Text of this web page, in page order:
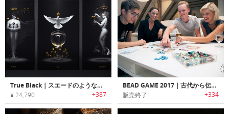
True Black｜スエードのような手触りのブラックマット仕上げタロットカードセット「トゥルーブラック」
¥ 24,790 +387
BEAD GAME 2017｜古代から伝わる108のボードゲームをプレイ可能なボードゲームステーション「ビードゲーム2017」
販売終了 +334